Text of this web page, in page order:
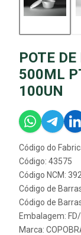
POTE
500ML
100UN
Código do
Código: 43575
Código NCM:
Código de
Código de
Embalagem: FD/
Marca: